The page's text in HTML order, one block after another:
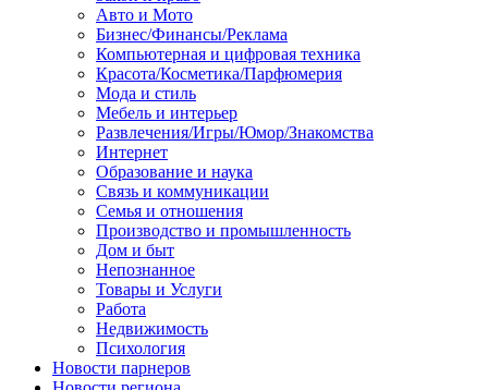
Авто и Мото
Бизнес/Финансы/Реклама
Компьютерная и цифровая техника
Красота/Косметика/Парфюмерия
Мода и стиль
Мебель и интерьер
Развлечения/Игры/Юмор/Знакомства
Интернет
Образование и наука
Связь и коммуникации
Семья и отношения
Производство и промышленность
Дом и быт
Непознанное
Товары и Услуги
Работа
Недвижимость
Психология
Новости парнеров